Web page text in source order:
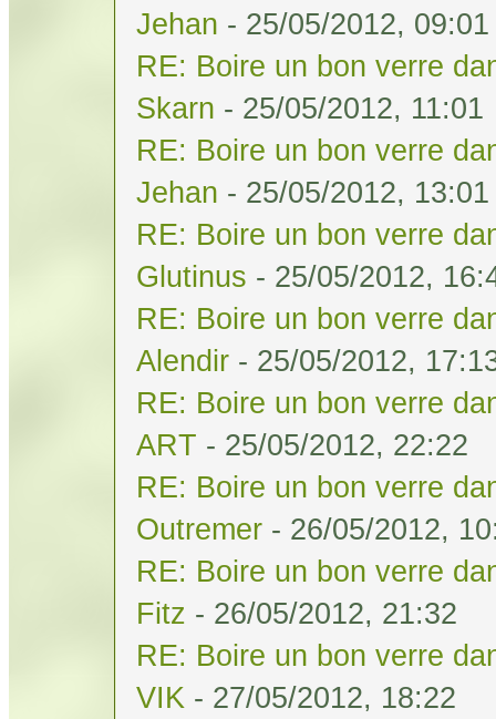
Jehan - 25/05/2012, 09:01
RE: Boire un bon verre
Skarn - 25/05/2012, 11:01
RE: Boire un bon verre
Jehan - 25/05/2012, 13:01
RE: Boire un bon verre
Glutinus - 25/05/2012,
RE: Boire un bon verre
Alendir - 25/05/2012,
RE: Boire un bon verre
ART - 25/05/2012, 22:22
RE: Boire un bon verre
Outremer - 26/05/2012,
RE: Boire un bon verre
Fitz - 26/05/2012, 21:32
RE: Boire un bon verre
VIK - 27/05/2012, 18:22